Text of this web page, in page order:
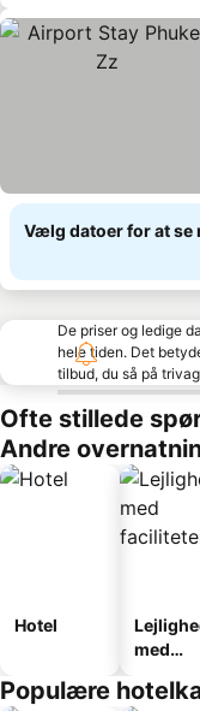
Vælg datoer for at se
De priser og ledige
hele tiden. Det
tilbud, du så på
Ofte stillede
Andre
Hotel
med
Populære